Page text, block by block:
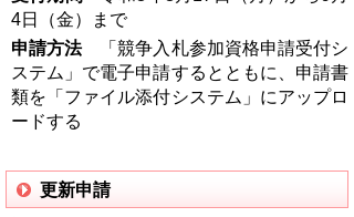
4日（金）まで
申請方法
「競争入札参加資格申請受付シ
ステム」で電子申請するとともに、申請書
類を「ファイル添付システム」にアップロ
ードする
更新申請